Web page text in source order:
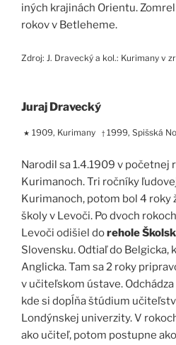
iných krajinách Orientu.
rokov v Betleheme.
Zdroj: J. Dravecký a kol.: Kurimany v
Juraj Dravecký
★ 1909, Kurimany †1999, Spišská
Narodil sa 1.4.1909 v početnej
Kurimanoch. Tri ročníky
Kurimanoch, potom bol 4 roky
školy v Levoči. Po dvoch
Levoči odišiel dorehole
Slovensku. Odtiaľ do Belgicka,
Anglicka. Tam sa 2 roky
v učiteľskom ústave.
kde si dopĺňa štúdium
Londýnskej univerzity. V
ako učiteľ, potom postupne